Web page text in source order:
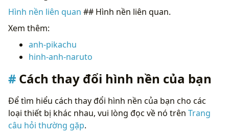
Hình nền liên quan ## Hình nền liên quan.
Xem thêm:
anh-pikachu
hinh-anh-naruto
Cách thay đổi hình nền của bạn
Để tìm hiểu cách thay đổi hình nền của bạn cho các
loại thiết bị khác nhau, vui lòng đọc về nó trên Trang
câu hỏi thường gặp.